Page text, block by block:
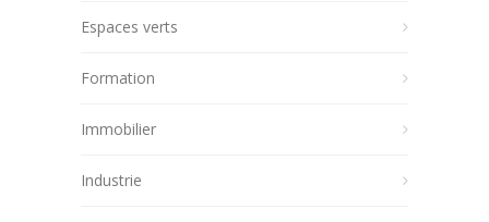
Espaces verts
Formation
Immobilier
Industrie